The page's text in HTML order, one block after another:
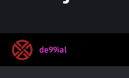
de99ial